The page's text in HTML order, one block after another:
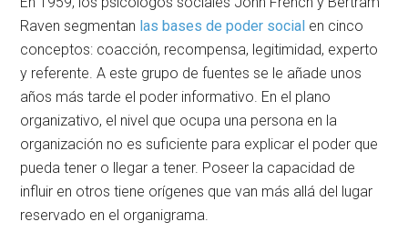
Raven segmentan las bases de poder social en cinco
conceptos: coacción, recompensa, legitimidad, experto
y referente. A este grupo de fuentes se le añade unos
años más tarde el poder informativo. En el plano
organizativo, el nivel que ocupa una persona en la
organización no es suficiente para explicar el poder que
pueda tener o llegar a tener. Poseer la capacidad de
influir en otros tiene orígenes que van más allá del lugar
reservado en el organigrama.